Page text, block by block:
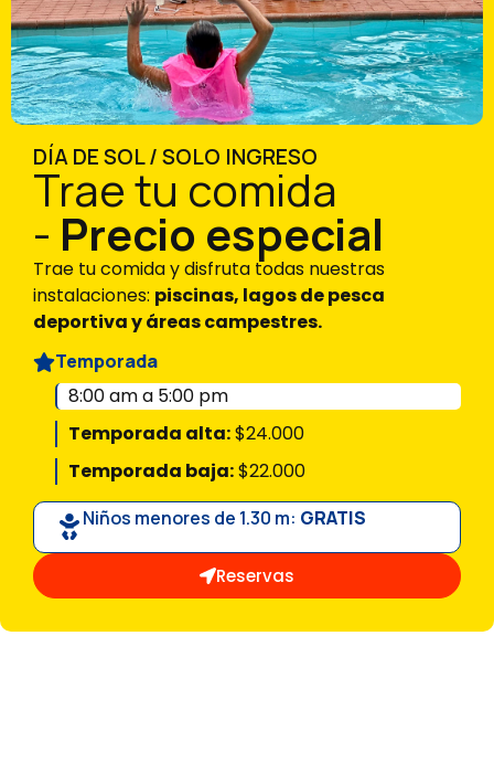
DÍA DE SOL / SOLO INGRESO
Trae tu comida
- Precio especial
Trae tu comida y disfruta todas nuestras
instalaciones: piscinas, lagos de pesca
deportiva y áreas campestres.
Temporada
8:00 am a 5:00 pm
Temporada alta:$24.000
Temporada baja:$22.000
Niños menores de 1.30 m: GRATIS
Reservas